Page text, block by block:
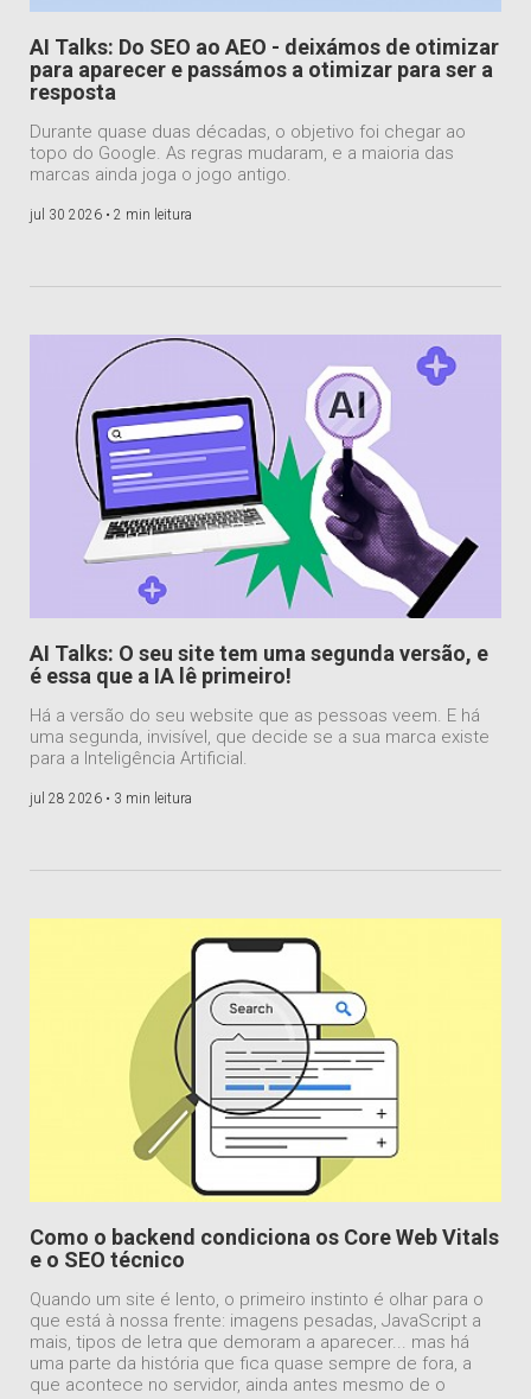
AI Talks: Do SEO ao AEO - deixámos de otimizar
para aparecer e passámos a otimizar para ser a
resposta
Durante quase duas décadas, o objetivo foi chegar ao
topo do Google. As regras mudaram, e a maioria das
marcas ainda joga o jogo antigo.
jul 30 2026 • 2 min leitura
AI Talks: O seu site tem uma segunda versão, e
é essa que a IA lê primeiro!
Há a versão do seu website que as pessoas veem. E há
uma segunda, invisível, que decide se a sua marca existe
para a Inteligência Artificial.
jul 28 2026 • 3 min leitura
Como o backend condiciona os Core Web Vitals
e o SEO técnico
Quando um site é lento, o primeiro instinto é olhar para o
que está à nossa frente: imagens pesadas, JavaScript a
mais, tipos de letra que demoram a aparecer... mas há
uma parte da história que fica quase sempre de fora, a
que acontece no servidor, ainda antes mesmo de o